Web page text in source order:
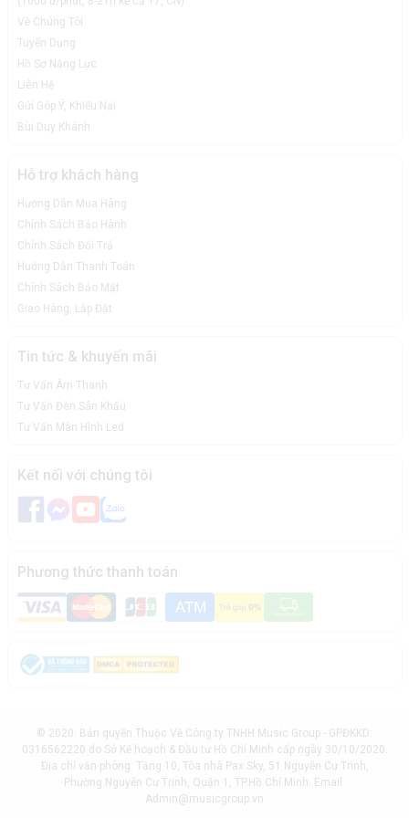
Về Chúng Tôi
Tuyển Dụng
Hồ Sơ Năng Lực
Liên Hệ
Gửi Góp Ý, Khiếu Nại
Bùi Duy Khánh
Hỗ trợ khách hàng
Hướng Dẫn Mua Hàng
Chính Sách Bảo Hành
Chính Sách Đổi Trả
Hướng Dẫn Thanh Toán
Chính Sách Bảo Mật
Giao Hàng, Lắp Đặt
Tin tức & khuyến mãi
Tư Vấn Âm Thanh
Tư Vấn Đèn Sân Khấu
Tư Vấn Màn Hình Led
Kết nối với chúng tôi
Phương thức thanh toán
© 2020. Bản quyền Thuộc Về Công ty TNHH Music Group - GPĐKKD:
0316562220 do Sở Kế hoạch & Đầu tư Hồ Chí Minh cấp ngày 30/10/2020.
Địa chỉ văn phòng: Tầng 10, Tòa nhà Pax Sky, 51 Nguyễn Cư Trinh,
Phường Nguyễn Cư Trinh, Quận 1, TP.Hồ Chí Minh. Email:
Admin@musicgroup.vn